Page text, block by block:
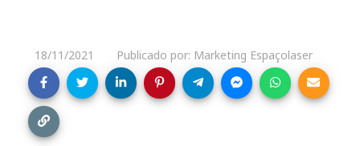
18/11/2021 Publicado por: Marketing Espaçolaser